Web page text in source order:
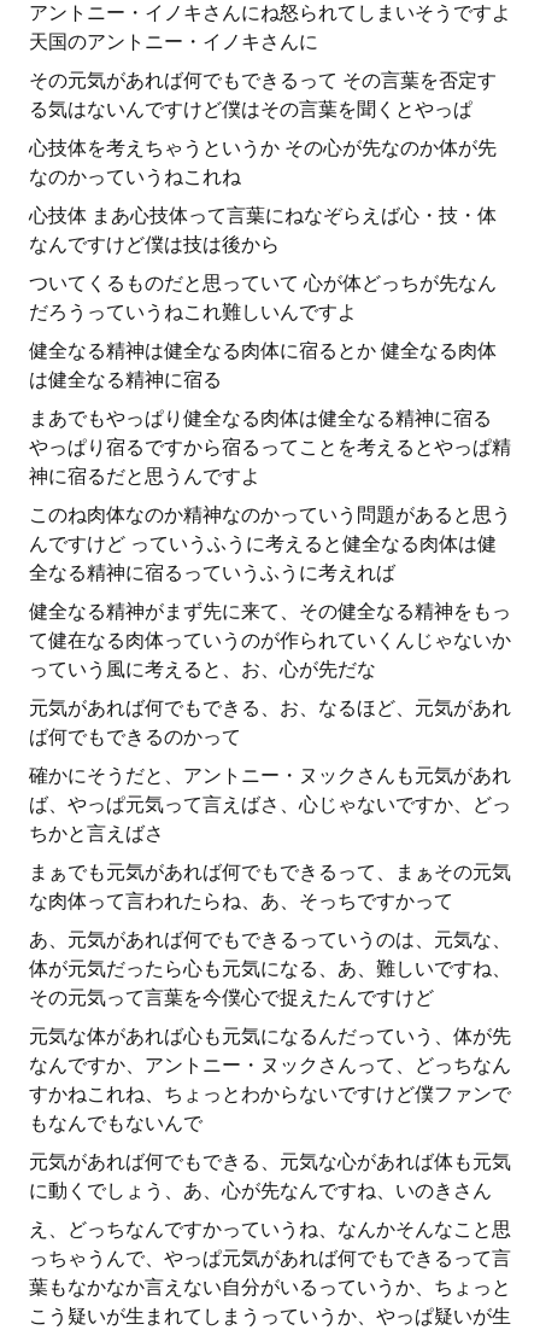
アントニー・イノキさんにね怒られてしまいそうですよ
天国のアントニー・イノキさんに
その元気があれば何でもできるって その言葉を否定す
る気はないんですけど僕はその言葉を聞くとやっぱ
心技体を考えちゃうというか その心が先なのか体が先
なのかっていうねこれね
心技体 まあ心技体って言葉にねなぞらえば心・技・体
なんですけど僕は技は後から
ついてくるものだと思っていて 心が体どっちが先なん
だろうっていうねこれ難しいんですよ
健全なる精神は健全なる肉体に宿るとか 健全なる肉体
は健全なる精神に宿る
まあでもやっぱり健全なる肉体は健全なる精神に宿る
やっぱり宿るですから宿るってことを考えるとやっぱ精
神に宿るだと思うんですよ
このね肉体なのか精神なのかっていう問題があると思う
んですけど っていうふうに考えると健全なる肉体は健
全なる精神に宿るっていうふうに考えれば
健全なる精神がまず先に来て、その健全なる精神をもっ
て健在なる肉体っていうのが作られていくんじゃないか
っていう風に考えると、お、心が先だな
元気があれば何でもできる、お、なるほど、元気があれ
ば何でもできるのかって
確かにそうだと、アントニー・ヌックさんも元気があれ
ば、やっぱ元気って言えばさ、心じゃないですか、どっ
ちかと言えばさ
まぁでも元気があれば何でもできるって、まぁその元気
な肉体って言われたらね、あ、そっちですかって
あ、元気があれば何でもできるっていうのは、元気な、
体が元気だったら心も元気になる、あ、難しいですね、
その元気って言葉を今僕心で捉えたんですけど
元気な体があれば心も元気になるんだっていう、体が先
なんですか、アントニー・ヌックさんって、どっちなん
すかねこれね、ちょっとわからないですけど僕ファンで
もなんでもないんで
元気があれば何でもできる、元気な心があれば体も元気
に動くでしょう、あ、心が先なんですね、いのきさん
え、どっちなんですかっていうね、なんかそんなこと思
っちゃうんで、やっぱ元気があれば何でもできるって言
葉もなかなか言えない自分がいるっていうか、ちょっと
こう疑いが生まれてしまうっていうか、やっぱ疑いが生